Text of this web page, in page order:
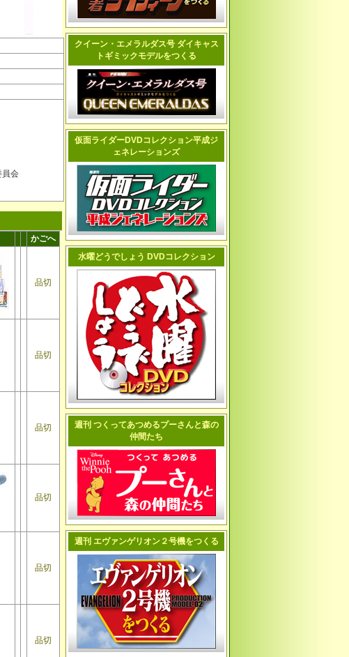
員会
かごへ
品切
品切
品切
品切
品切
品切
クイーン・エメラルダス号 ダイキャス
トギミックモデルをつくる
仮面ライダーDVDコレクション平成ジ
ェネレーションズ
水曜どうでしょう DVDコレクション
週刊 つくってあつめるプーさんと森の
仲間たち
週刊 エヴァンゲリオン２号機をつくる